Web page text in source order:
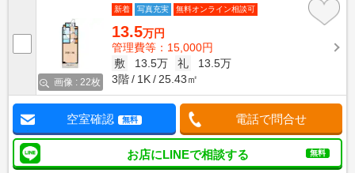
画像 : 22枚
新着 写真充実 無料オンライン相談可
13.5万円
管理費等：15,000円
敷
13.5万 礼
13.5万
3階
1K 25.43㎡
空室確認 無料 電話で問合せ
お店にLINEで相談する 無料